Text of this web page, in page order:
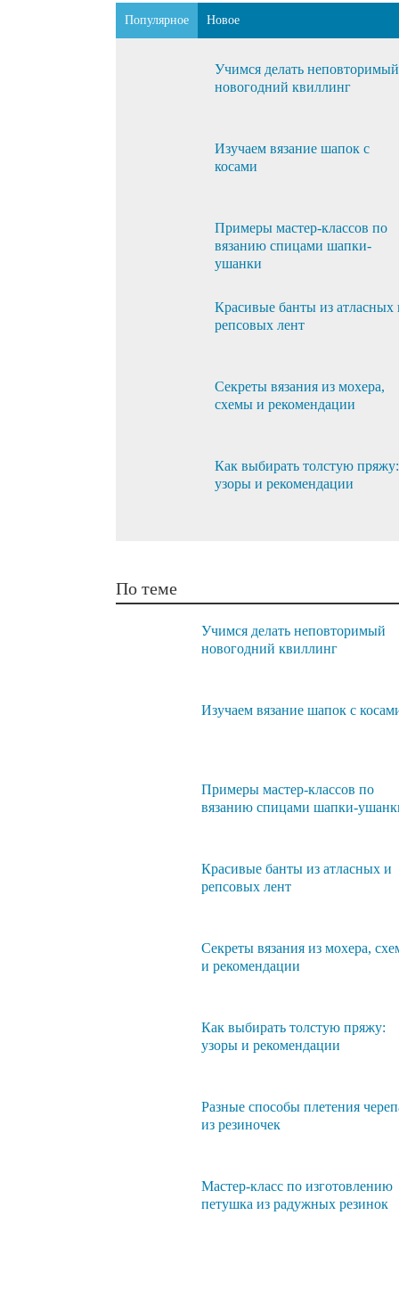
Популярное Новое
Учимся делать неповторимый
новогодний квиллинг
Изучаем вязание шапок с
косами
Примеры мастер-классов по
вязанию спицами шапки-
ушанки
Красивые банты из атласных
репсовых лент
Секреты вязания из мохера,
схемы и рекомендации
Как выбирать толстую пряжу:
узоры и рекомендации
По теме
Учимся делать неповторимый
новогодний квиллинг
Изучаем вязание шапок с
Примеры мастер-классов по
вязанию спицами шапки-
Красивые банты из атласных и
репсовых лент
Секреты вязания из мохера,
и рекомендации
Как выбирать толстую пряжу:
узоры и рекомендации
Разные способы плетения
из резиночек
Мастер-класс по изготовлению
петушка из радужных резинок